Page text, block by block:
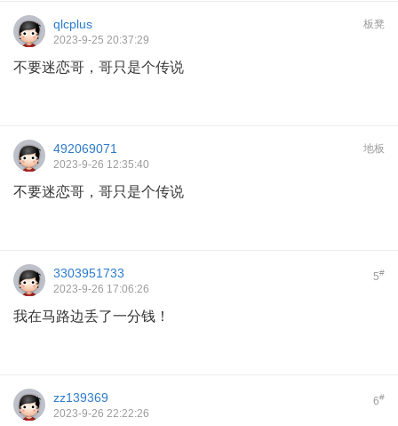
板凳
qlcplus
2023-9-25 20:37:29
不要迷恋哥，哥只是个传说
地板
492069071
2023-9-26 12:35:40
不要迷恋哥，哥只是个传说
5#
3303951733
2023-9-26 17:06:26
我在马路边丢了一分钱！
6#
zz139369
2023-9-26 22:22:26